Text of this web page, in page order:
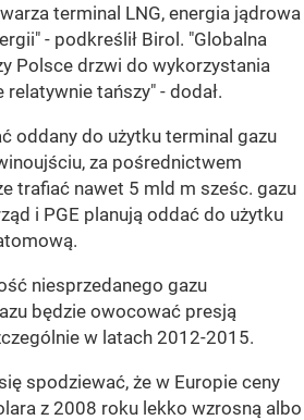
terminal LNG, energia jądrowa
- podkreślił Birol. "Globalna
Polsce drzwi do wykorzystania
tańszy" - dodał.
oddany do użytku terminal gazu
za pośrednictwem
trafiać nawet 5 mld m sześc. gazu
i PGE planują oddać do użytku
niesprzedanego gazu
będzie owocować presją
w latach 2012-2015.
spodziewać, że w Europie ceny
z 2008 roku lekko wzrosną albo